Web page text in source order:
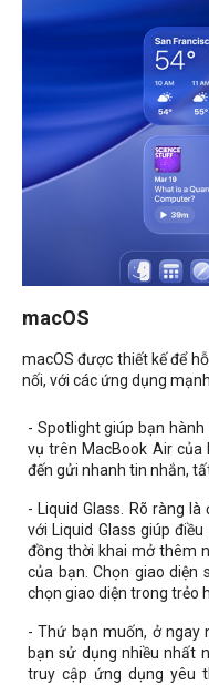
macOS
macOS được thiết kế để
nối, với các ứng dụng
- Spotlight giúp bạn
vụ trên MacBook Air
đến gửi nhanh tin nhắn,
- Liquid Glass. Rõ ràng
với Liquid Glass giúp
đồng thời khai mở thêm
của bạn. Chọn giao diện
chọn giao diện trong trẻo
- Thứ bạn muốn, ở ngay
bạn sử dụng nhiều nhất
truy cập ứng dụng yêu